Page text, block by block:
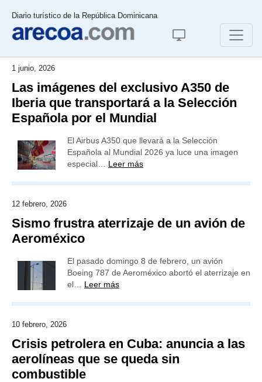
Diario turístico de la República Dominicana
1 junio, 2026
Las imágenes del exclusivo A350 de
Iberia que transportará a la Selección
Española por el Mundial
El Airbus A350 que llevará a la Selección
Española al Mundial 2026 ya luce una imagen
especial… Leer más
12 febrero, 2026
Sismo frustra aterrizaje de un avión de
Aeroméxico
El pasado domingo 8 de febrero, un avión
Boeing 787 de Aeroméxico abortó el aterrizaje en
el… Leer más
10 febrero, 2026
Crisis petrolera en Cuba: anuncia a las
aerolíneas que se queda sin
combustible